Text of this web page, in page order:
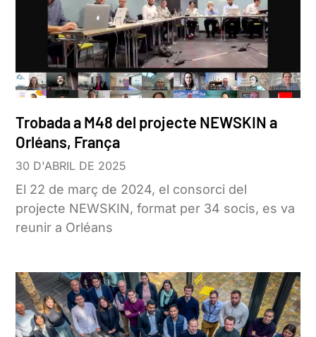
Trobada a M48 del projecte NEWSKIN a
Orléans, França
30 D'ABRIL DE 2025
El 22 de març de 2024, el consorci del
projecte NEWSKIN, format per 34 socis, es va
reunir a Orléans